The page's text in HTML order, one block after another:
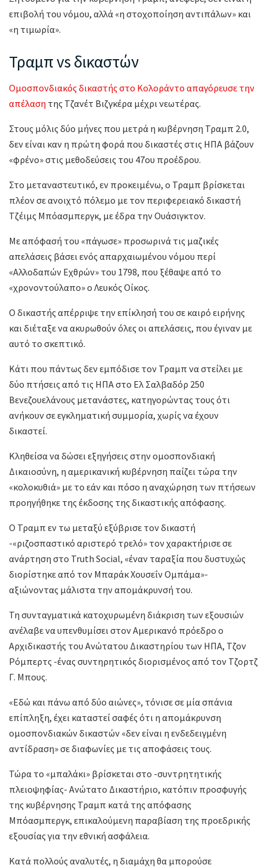
επιβολή του νόμου, αλλά «η στοχοποίηση αντιπάλων» και
«η τιμωρία».
Τραμπ vs δικαστών
Ομοσπονδιακός δικαστής στο Κολοράντο απαγόρευσε την
απέλαση της Τζανέτ Βιζγκέρα μέχρι νεωτέρας.
Στους μόλις δύο μήνες που μετρά η κυβέρνηση Τραμπ 2.0,
δεν είναι καν η πρώτη φορά που δικαστές στις ΗΠΑ βάζουν
«φρένο» στις μεθοδεύσεις του 47ου προέδρου.
Στο μεταναστευτικό, εν προκειμένω, ο Τραμπ βρίσκεται
πλέον σε ανοιχτό πόλεμο με τον περιφερειακό δικαστή
Τζέιμς Μπόασμπεργκ, με έδρα την Ουάσιγκτον.
Με απόφασή του «πάγωσε» προσωρινά τις μαζικές
απελάσεις βάσει ενός απαρχαιωμένου νόμου περί
«Αλλοδαπών Εχθρών» του 1798, που ξέθαψε από το
«χρονοντούλαπο» ο Λευκός Οίκος.
Ο δικαστής απέρριψε την επίκλησή του σε καιρό ειρήνης
και διέταξε να ακυρωθούν όλες οι απελάσεις, που έγιναν με
αυτό το σκεπτικό.
Κάτι που πάντως δεν εμπόδισε τον Τραμπ να στείλει με
δύο πτήσεις από τις ΗΠΑ στο Ελ Σαλβαδόρ 250
Βενεζουελάνους μετανάστες, κατηγορώντας τους ότι
ανήκουν σε εγκληματική συμμορία, χωρίς να έχουν
δικαστεί.
Κληθείσα να δώσει εξηγήσεις στην ομοσπονδιακή
Δικαιοσύνη, η αμερικανική κυβέρνηση παίζει τώρα την
«κολοκυθιά» με το εάν και πόσο η αναχώρηση των πτήσεων
προηγήθηκε της έκδοσης της δικαστικής απόφασης.
Ο Τραμπ εν τω μεταξύ εξύβρισε τον δικαστή
-«ριζοσπαστικό αριστερό τρελό» τον χαρακτήρισε σε
ανάρτηση στο Truth Social, «έναν ταραξία που δυστυχώς
διορίστηκε από τον Μπαράκ Χουσεΐν Ομπάμα»-
αξιώνοντας μάλιστα την απομάκρυνσή του.
Τη συνταγματικά κατοχυρωμένη διάκριση των εξουσιών
ανέλαβε να υπενθυμίσει στον Αμερικανό πρόεδρο ο
Αρχιδικαστής του Ανώτατου Δικαστηρίου των ΗΠΑ, Τζον
Ρόμπερτς -ένας συντηρητικός διορισμένος από τον Τζορτζ
Γ. Μπους.
«Εδώ και πάνω από δύο αιώνες», τόνισε σε μία σπάνια
επίπληξη, έχει καταστεί σαφές ότι η απομάκρυνση
ομοσπονδιακών δικαστών «δεν είναι η ενδεδειγμένη
αντίδραση» σε διαφωνίες με τις αποφάσεις τους.
Τώρα το «μπαλάκι» βρίσκεται στο -συντρητητικής
πλειοψηφίας- Ανώτατο Δικαστήριο, κατόπιν προσφυγής
της κυβέρνησης Τραμπ κατά της απόφασης
Μπόασμπεργκ, επικαλούμενη παραβίαση της προεδρικής
εξουσίας για την εθνική ασφάλεια.
Κατά πολλούς αναλυτές, η διαμάχη θα μπορούσε